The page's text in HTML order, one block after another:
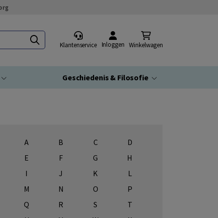
Klantenservice Inloggen Winkelwagen
Geschiedenis & Filosofie
A B C
D
E
F G
H
I
J K
L
M
N O
P
Q
R S
T